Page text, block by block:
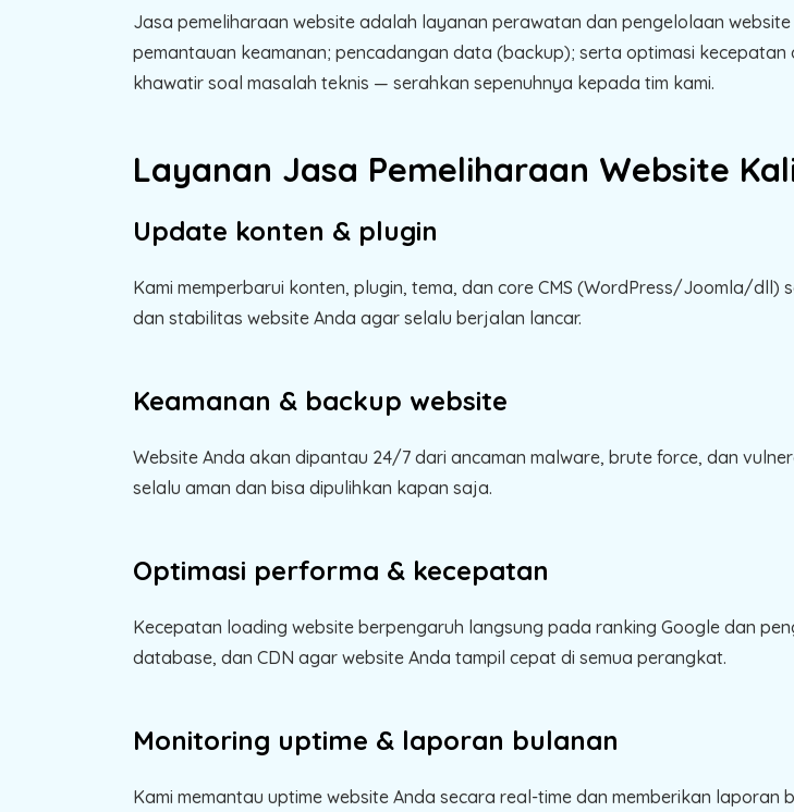
Jasa pemeliharaan website adalah layanan perawatan dan pengelolaan
pemantauan keamanan; pencadangan data (backup); serta optimasi
khawatir soal masalah teknis — serahkan sepenuhnya kepada tim kami.
Layanan Jasa Pemeliharaan Website
Update konten & plugin
Kami memperbarui konten, plugin, tema, dan core CMS (WordPress/Joomla/
dan stabilitas website Anda agar selalu berjalan lancar.
Keamanan & backup website
Website Anda akan dipantau 24/7 dari ancaman malware, brute force, dan
selalu aman dan bisa dipulihkan kapan saja.
Optimasi performa & kecepatan
Kecepatan loading website berpengaruh langsung pada ranking Google dan
database, dan CDN agar website Anda tampil cepat di semua perangkat.
Monitoring uptime & laporan bulanan
Kami memantau uptime website Anda secara real-time dan memberikan